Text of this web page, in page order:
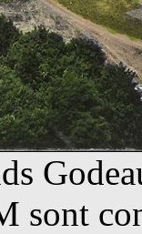
sont